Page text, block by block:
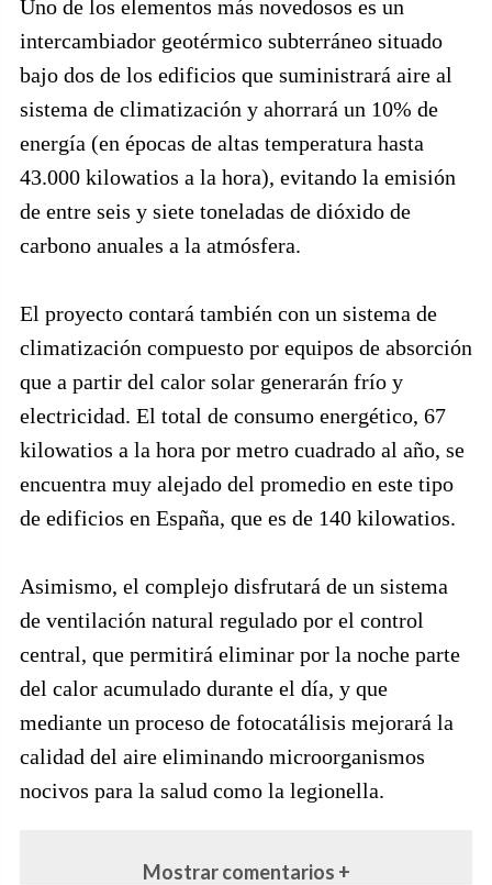
Uno de los elementos más novedosos es un
intercambiador geotérmico subterráneo situado
bajo dos de los edificios que suministrará aire al
sistema de climatización y ahorrará un 10% de
energía (en épocas de altas temperatura hasta
43.000 kilowatios a la hora), evitando la emisión
de entre seis y siete toneladas de dióxido de
carbono anuales a la atmósfera.
El proyecto contará también con un sistema de
climatización compuesto por equipos de absorción
que a partir del calor solar generarán frío y
electricidad. El total de consumo energético, 67
kilowatios a la hora por metro cuadrado al año, se
encuentra muy alejado del promedio en este tipo
de edificios en España, que es de 140 kilowatios.
Asimismo, el complejo disfrutará de un sistema
de ventilación natural regulado por el control
central, que permitirá eliminar por la noche parte
del calor acumulado durante el día, y que
mediante un proceso de fotocatálisis mejorará la
calidad del aire eliminando microorganismos
nocivos para la salud como la legionella.
Mostrar comentarios +